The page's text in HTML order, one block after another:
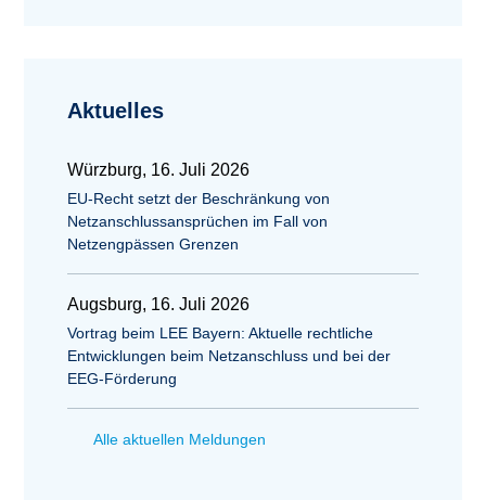
Aktuelles
Würzburg, 16. Juli 2026
EU-Recht setzt der Beschränkung von
Netzanschlussansprüchen im Fall von
Netzengpässen Grenzen
Augsburg, 16. Juli 2026
Vortrag beim LEE Bayern: Aktuelle rechtliche
Entwicklungen beim Netzanschluss und bei der
EEG-Förderung
Alle aktuellen Meldungen